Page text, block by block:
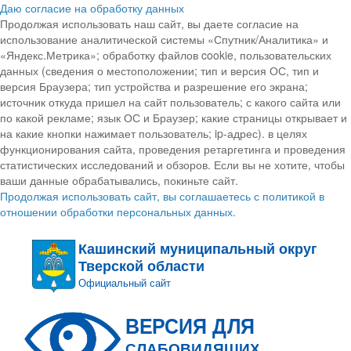
Даю согласие на обработку данных
Продолжая использовать наш сайт, вы даете согласие на
использование аналитической системы «Спутник/Аналитика» и
«Яндекс.Метрика»; обработку файлов cookie, пользовательских
данных (сведения о местоположении; тип и версия ОС, тип и
версия Браузера; тип устройства и разрешение его экрана;
источник откуда пришел на сайт пользователь; с какого сайта или
по какой рекламе; язык ОС и Браузер; какие страницы открывает и
на какие кнопки нажимает пользователь; ip-адрес). в целях
функционирования сайта, проведения ретаргетинга и проведения
статистических исследований и обзоров. Если вы не хотите, чтобы
ваши данные обрабатывались, покиньте сайт.
Продолжая использовать сайт, вы соглашаетесь с политикой в
отношении обработки персональных данных.